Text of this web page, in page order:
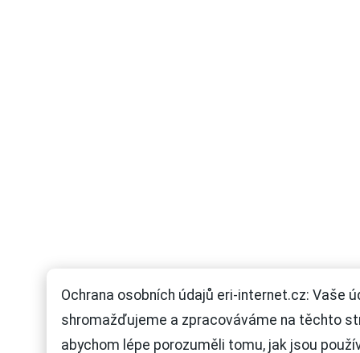
Ochrana osobních údajů eri-internet.cz: Vaše
shromažďujeme a zpracováváme na těchto
abychom lépe porozuměli tomu, jak jsou